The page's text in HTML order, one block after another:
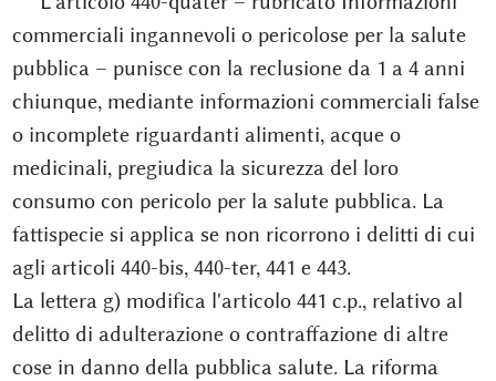
commerciali ingannevoli o pericolose per la salute
pubblica – punisce con la reclusione da 1 a 4 anni
chiunque, mediante informazioni commerciali false
o incomplete riguardanti alimenti, acque o
medicinali, pregiudica la sicurezza del loro
consumo con pericolo per la salute pubblica. La
fattispecie si applica se non ricorrono i delitti di cui
agli articoli 440-bis, 440-ter, 441 e 443.
La lettera g) modifica l'articolo 441 c.p., relativo al
delitto di adulterazione o contraffazione di altre
cose in danno della pubblica salute. La riforma